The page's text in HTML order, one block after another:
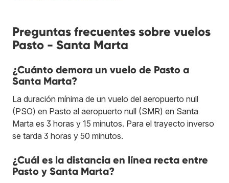
Preguntas frecuentes sobre vuelos
Pasto - Santa Marta
¿Cuánto demora un vuelo de Pasto a
Santa Marta?
La duración mínima de un vuelo del aeropuerto null
(PSO) en Pasto al aeropuerto null (SMR) en Santa
Marta es 3 horas y 15 minutos. Para el trayecto inverso
se tarda 3 horas y 50 minutos.
¿Cuál es la distancia en línea recta entre
Pasto y Santa Marta?